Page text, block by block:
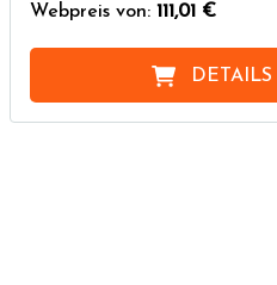
Webpreis von: 111,01 €